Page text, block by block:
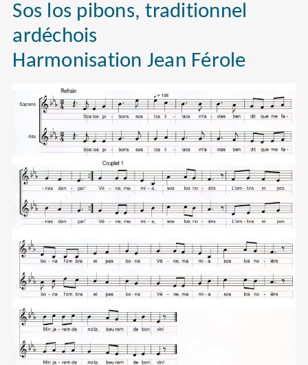
Sos los pibons, traditionnel
ardéchois
Harmonisation Jean Férole